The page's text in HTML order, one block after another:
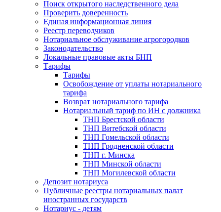
Поиск открытого наследственного дела
Проверить доверенность
Единая информационная линия
Реестр переводчиков
Нотариальное обслуживание агрогородков
Законодательство
Локальные правовые акты БНП
Тарифы
Тарифы
Освобождение от уплаты нотариального
тарифа
Возврат нотариального тарифа
Нотариальный тариф по ИН с должника
ТНП Брестской области
ТНП Витебской области
ТНП Гомельской области
ТНП Гродненской области
ТНП г. Минска
ТНП Минской области
ТНП Могилевской области
Депозит нотариуса
Публичные реестры нотариальных палат
иностранных государств
Нотариус - детям